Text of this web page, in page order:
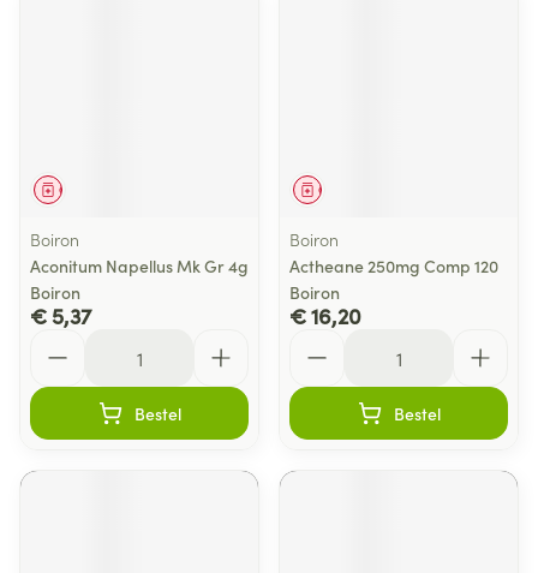
Geneesmiddel
Boiron
Aconitum Napellus Mk Gr 4g
Boiron
€ 5,37
Bestel
Geneesmiddel
Boiron
Actheane 250mg Comp 120
Boiron
€ 16,20
Bestel